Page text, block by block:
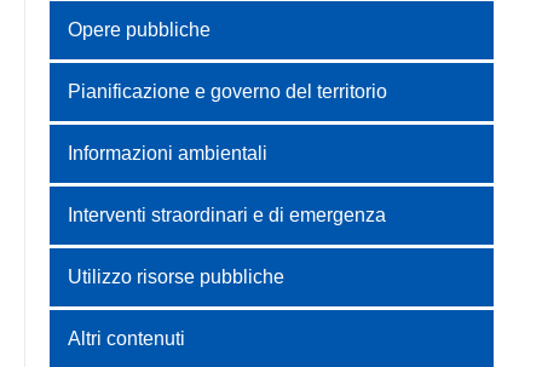
Opere pubbliche
Pianificazione e governo del territorio
Informazioni ambientali
Interventi straordinari e di emergenza
Utilizzo risorse pubbliche
Altri contenuti